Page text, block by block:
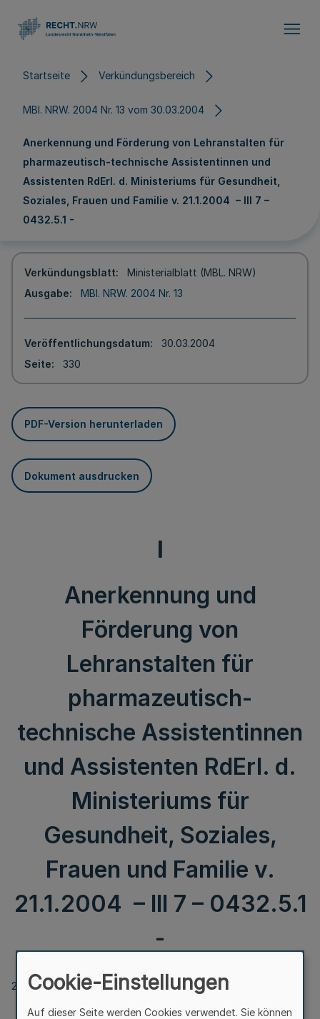
Startseite Verkündungsbereich
MBl. NRW. 2004 Nr. 13 vom 30.03.2004
Anerkennung und Förderung von Lehranstalten für
pharmazeutisch-technische Assistentinnen und
Assistenten RdErl. d. Ministeriums für Gesundheit,
Soziales, Frauen und Familie v. 21.1.2004 – III 7 –
0432.5.1 -
Verkündungsblatt
Ministerialblatt (MBL. NRW)
Ausgabe
MBl. NRW. 2004 Nr. 13
Veröffentlichungsdatum
30.03.2004
Seite
330
PDF-Version herunterladen
Dokument ausdrucken
I
Anerkennung und
Förderung von
Lehranstalten für
pharmazeutisch-
technische Assistentinnen
und Assistenten RdErl. d.
Ministeriums für
Gesundheit, Soziales,
Frauen und Familie v.
21.1.2004 – III 7 – 0432.5.1
-
21210Cookie-Einstellungen
Auf dieser Seite werden Cookies verwendet. Sie können